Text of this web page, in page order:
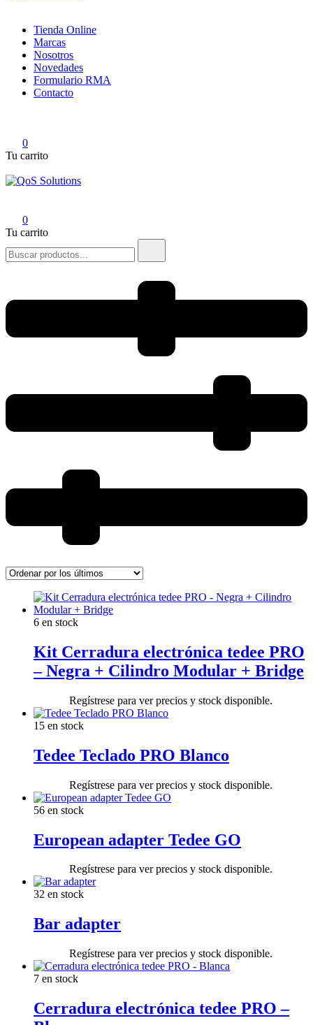
Tienda Online
Marcas
Nosotros
Novedades
Formulario RMA
Contacto
0
Tu carrito
0
Tu carrito
6 en stock
Kit Cerradura electrónica tedee PRO
– Negra + Cilindro Modular + Bridge
Regístrese para ver precios y stock disponible.
15 en stock
Tedee Teclado PRO Blanco
Regístrese para ver precios y stock disponible.
56 en stock
European adapter Tedee GO
Regístrese para ver precios y stock disponible.
32 en stock
Bar adapter
Regístrese para ver precios y stock disponible.
7 en stock
Cerradura electrónica tedee PRO –